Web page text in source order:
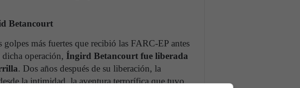
Betancourt
más fuertes que recibió las FARC-EP antes
operación, Íngird Betancourt fue liberada
. Dos años después de su liberación, la
la intimidad, la aventura terrorífica que tuvo